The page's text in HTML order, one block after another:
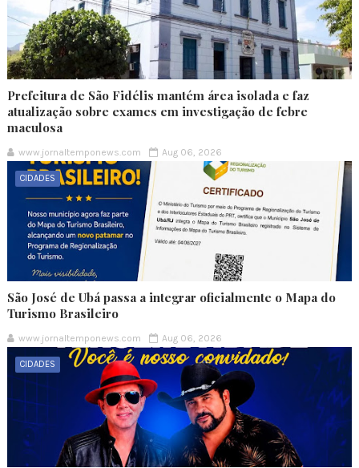
Prefeitura de São Fidélis mantém área isolada e faz
atualização sobre exames em investigação de febre
maculosa
www.jornaltemponews.com Aug 06, 2026
CIDADES
São José de Ubá passa a integrar oficialmente o Mapa do
Turismo Brasileiro
www.jornaltemponews.com Aug 06, 2026
CIDADES